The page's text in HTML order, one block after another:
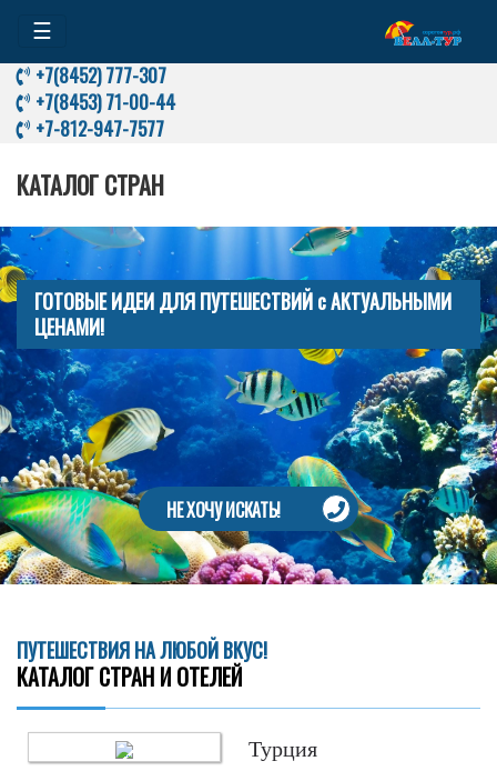
☰
+7(8452) 777-307
+7(8453) 71-00-44
+7-812-947-7577
КАТАЛОГ СТРАН
ГОТОВЫЕ ИДЕИ ДЛЯ ПУТЕШЕСТВИЙ с АКТУАЛЬНЫМИ
ЦЕНАМИ!
НЕ ХОЧУ ИСКАТЬ!
ПУТЕШЕСТВИЯ НА ЛЮБОЙ ВКУС!
КАТАЛОГ СТРАН И ОТЕЛЕЙ
Турция